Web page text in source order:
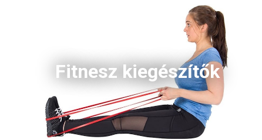
Fitnesz kiegészítők